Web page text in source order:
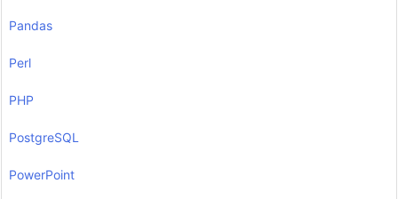
Pandas
Perl
PHP
PostgreSQL
PowerPoint